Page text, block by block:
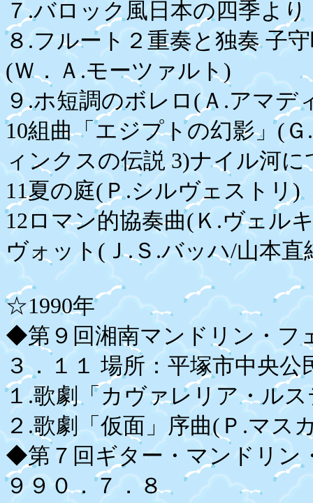
７.バロック風日本の四季よ
８.フルート２重奏と独奏 子
(Ｗ．Ａ.モーツァルト)
９.ホ短調のボレロ(Ａ.アマデ
10組曲「エジプトの幻影」(
ィンクスの伝説 3)ナイル河に
11夏の庭(Ｐ.シルヴェストリ)
12ロマン的協奏曲(Ｋ.ヴェル
ヴォット(Ｊ.Ｓ.バッハ/山本直
☆1990年
◆第９回湘南マンドリン・フ
３．１１ 場所：平塚市中央
１.歌劇「カヴァレリア・ル
２.歌劇「仮面」序曲(Ｐ.マス
◆第７回ギター・マンドリン
９９０．７．８